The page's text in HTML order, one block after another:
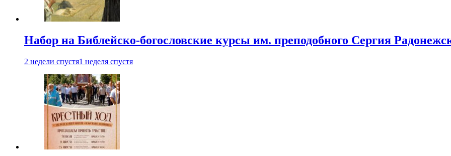
Набор на Библейско-богословские курсы им. преподобного Сергия
2 недели спустя1 неделя спустя